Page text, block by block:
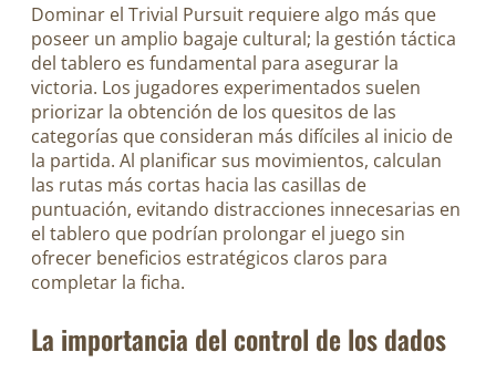
Dominar el Trivial Pursuit requiere algo más que
poseer un amplio bagaje cultural; la gestión táctica
del tablero es fundamental para asegurar la
victoria. Los jugadores experimentados suelen
priorizar la obtención de los quesitos de las
categorías que consideran más difíciles al inicio de
la partida. Al planificar sus movimientos, calculan
las rutas más cortas hacia las casillas de
puntuación, evitando distracciones innecesarias en
el tablero que podrían prolongar el juego sin
ofrecer beneficios estratégicos claros para
completar la ficha.
La importancia del control de los dados